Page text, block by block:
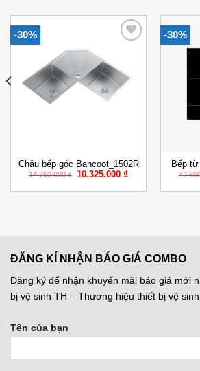
-30%
Add to
Wishlist
Chậu bếp góc Bancoot_1502R
14.750.000₫ Giá
là:
10.325.000₫
tại
-30%
Bếp
ĐĂNG KÍ NHẬN BÁO GIÁ COMBO
Đăng ký để nhận khuyến mãi báo giá mới
bị vệ sinh TH – Thương hiệu thiết bị vệ
Tên của bạn